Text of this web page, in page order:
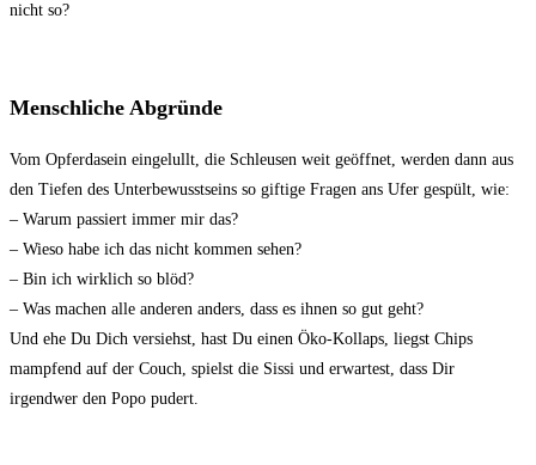
nicht so?
Menschliche Abgründe
Vom Opferdasein eingelullt, die Schleusen weit geöffnet, werden dann aus
den Tiefen des Unterbewusstseins so giftige Fragen ans Ufer gespült, wie:
– Warum passiert immer mir das?
– Wieso habe ich das nicht kommen sehen?
– Bin ich wirklich so blöd?
– Was machen alle anderen anders, dass es ihnen so gut geht?
Und ehe Du Dich versiehst, hast Du einen Öko-Kollaps, liegst Chips
mampfend auf der Couch, spielst die Sissi und erwartest, dass Dir
irgendwer den Popo pudert.